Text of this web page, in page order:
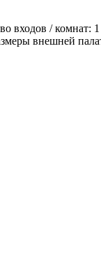
входов / комнат:
внешней